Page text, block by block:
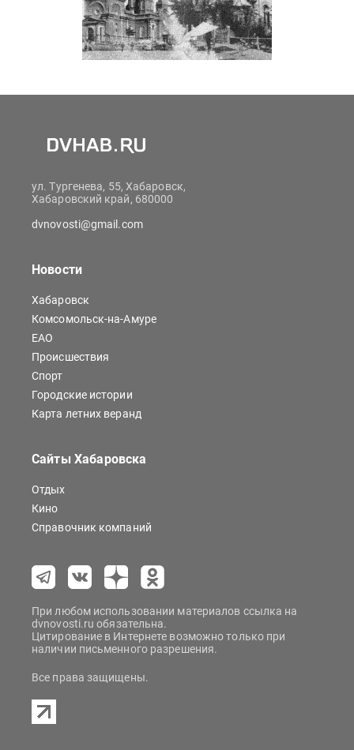
ул. Тургенева, 55, Хабаровск,
Хабаровский край, 680000
dvnovosti@gmail.com
Новости
Хабаровск
Комсомольск-на-Амуре
ЕАО
Происшествия
Спорт
Городские истории
Карта летних веранд
Сайты Хабаровска
Отдых
Кино
Справочник компаний
При любом использовании материалов ссылка на
dvnovosti.ru обязательна.
Цитирование в Интернете возможно только при
наличии письменного разрешения.
Все права защищены.